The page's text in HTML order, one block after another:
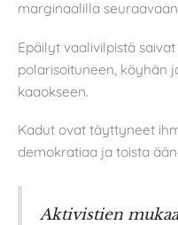
marginaalilla
Epäilyt vaalivilpistä
polarisoituneen, köyhän
kaaokseen.
Kadut ovat täyttyneet
demokratiaa ja toista
Aktivistien